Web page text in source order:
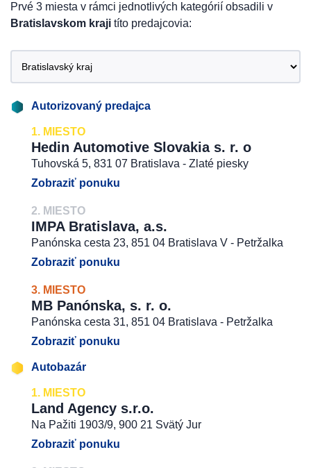
Prvé 3 miesta v rámci jednotlivých kategórií obsadili v
Bratislavskom kraji títo predajcovia:
Autorizovaný predajca
1. MIESTO
Hedin Automotive Slovakia s. r. o
Tuhovská 5, 831 07 Bratislava - Zlaté piesky
Zobraziť ponuku
2. MIESTO
IMPA Bratislava, a.s.
Panónska cesta 23, 851 04 Bratislava V - Petržalka
Zobraziť ponuku
3. MIESTO
MB Panónska, s. r. o.
Panónska cesta 31, 851 04 Bratislava - Petržalka
Zobraziť ponuku
Autobazár
1. MIESTO
Land Agency s.r.o.
Na Pažiti 1903/9, 900 21 Svätý Jur
Zobraziť ponuku